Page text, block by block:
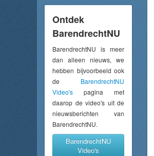
Ontdek
BarendrechtNU
BarendrechtNU is meer
dan alleen nieuws, we
hebben bijvoorbeeld ook
de BarendrechtNU
Video's pagina met
daarop de video's uit de
nieuwsberichten van
BarendrechtNU.
BarendrechtNU
Video's